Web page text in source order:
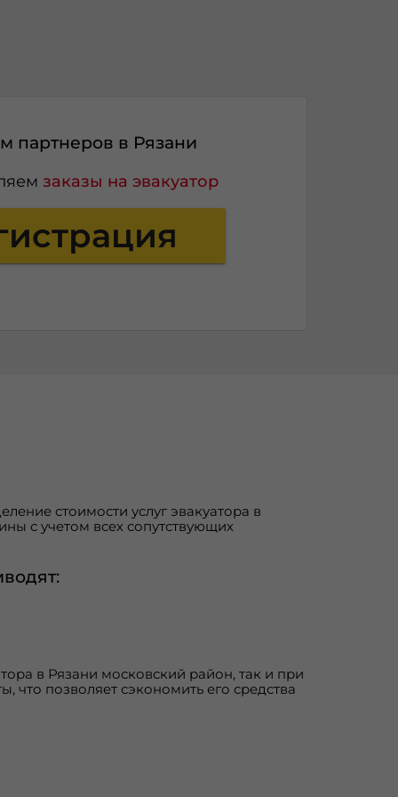
партнеров в Рязани
заказы на эвакуатор
стоимости услуг эвакуатора в
с учетом всех сопутствующих
в Рязани московский район, так и при
что позволяет сэкономить его средства